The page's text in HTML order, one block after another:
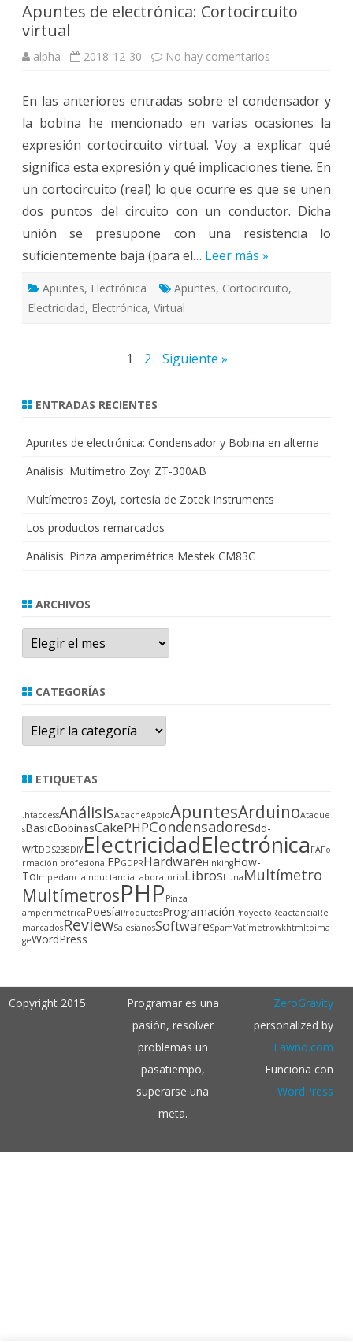
Apuntes de electrónica: Cortocircuito
virtual
alpha 2018-12-30 No hay comentarios
Cortocircuito
En las anteriores entradas sobre el condensador y
la bobina he mencionado en varias ocasiones la
expresión cortocircuito virtual. Voy a explicar qué
significa esta expresión y qué implicaciones tiene. En
un cortocircuito (real) lo que ocurre es que se unen
dos puntos del circuito con un conductor. Dicha
unión se presupone con una resistencia lo
suficientemente baja (para el… Leer más »
Apuntes, Electrónica Apuntes, Cortocircuito,
Electricidad, Electrónica, Virtual
entradas
1 2 Siguiente »
ENTRADAS RECIENTES
Apuntes de electrónica: Condensador y Bobina en alterna
Análisis: Multímetro Zoyi ZT-300AB
Multímetros Zoyi, cortesía de Zotek Instruments
Los productos remarcados
Análisis: Pinza amperimétrica Mestek CM83C
ARCHIVOS
Archivos
CATEGORÍAS
Categorías
ETIQUETAS
.htaccessAnálisisApacheApoloApuntesArduinoAtaque
sBasicBobinasCakePHPCondensadoresdd-
wrtDDS238DIYElectricidadElectrónica FAFo
rmación profesionalFPGDPRHardwareHinkingHow-
ToImpedanciaInductanciaLaboratorioLibrosLuna Multímetro
MultímetrosPHP Pinza
amperimétricaPoesíaProductosProgramaciónProyectoReactanciaRe
marcadosReviewSalesianosSoftwareSpamVatímetrowkhtmltoima
geWordPress
Copyright 2015
Programar es una
pasión, resolver
problemas un
pasatiempo,
superarse una
meta.
ZeroGravity
personalized by
Fawno.com
Funciona con
WordPress